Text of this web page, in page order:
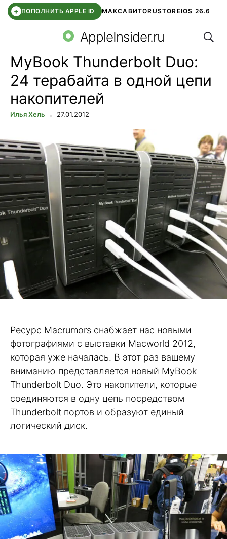
+ ПОПОЛНИТЬ APPLE ID МАКСАВИТОRUSTOREIOS 26.6
СБЕР КИДС ВТБ ОНЛАЙН ЧАТ В ROBLOX
AppleInsider.ru
MyBook Thunderbolt Duo:
24 терабайта в одной цепи
накопителей
Илья Хель 27.01.2012
Ресурс Macrumors снабжает нас новыми
фотографиями с выставки Macworld 2012,
которая уже началась. В этот раз вашему
вниманию представляется новый MyBook
Thunderbolt Duo. Это накопители, которые
соединяются в одну цепь посредством
Thunderbolt портов и образуют единый
логический диск.